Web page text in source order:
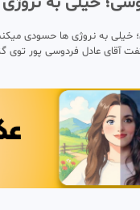
خیلی به نروژی ها حسودی
آقای عادل فردوسی پور توی